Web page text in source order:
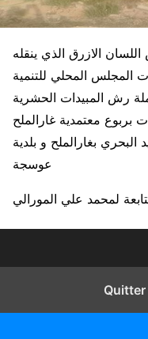
الازرق الذي ينقله
المجلس المحلي للتنمية
رش المبيدات الحشرية
بربوع معتمدية غارالملح
البحري بغارالملح و بلدية
عوسجة
لمحمد علي المورالي